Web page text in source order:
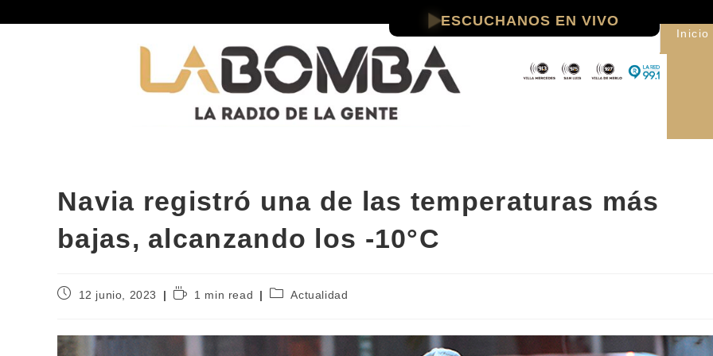
ESCUCHANOS EN VIVO
Inicio
Navia registró una de las temperaturas más
bajas, alcanzando los -10°C
12 junio, 2023 1 min read Actualidad